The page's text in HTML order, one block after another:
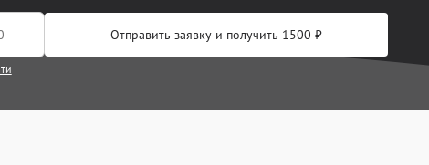
Отправить заявку и получить 1500 ₽